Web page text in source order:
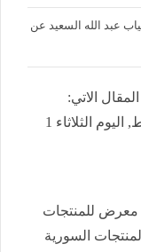
عبد الله السعيد عن
الاتي:
بالصور: معرض المنتجات السورية بأسيوط, اليوم الثلاثاء 1
معرض للمنتجات
السورية